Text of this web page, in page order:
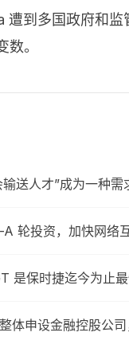
到多国政府和
。
输送人才”成为一种
轮投资，加快网络
是保时捷迄今为止
体申设金融控股公